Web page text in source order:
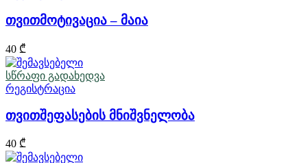
თვითმოტივაცია – მაია
40 ₾
სწრაფი გადახედვა
რეგისტრაცია
თვითშეფასების მნიშვნელობა
40 ₾